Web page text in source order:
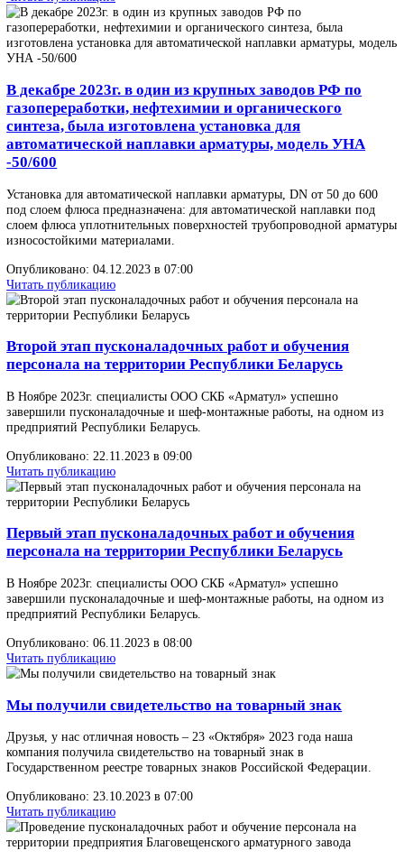
5 Марта 2024г. в г. Пенза на базе Пензенской
областной торгово-промышленной палате
встреча с первым секретарем Генерального
консульства Республики Узбекистан.
5 Марта 2024г. в г. Пенза на базе Пензенской областной торгово-
промышленной палате прошла встреча с первым секретарем
Генерального консульства Республики Узбекистан.
Опубликовано: 06.03.2024 в 07:00
Читать публикацию
В Пензе наградили лучших экспортеров 2023
6 марта 2024 года состоялось подведение итогов конкурса
года» среди объектов малого и среднего предпринимательства
итогам 2023 года. Данное мероприятие ежегодно проводится
Опубликовано: 05.03.2024 в 07:00
Читать публикацию
Поздравляем Вас с Днем защитника Отечества!
настроение и удача - намеченным планам.
Опубликовано: 23.02.2024 в 07:00
Читать публикацию
В декабре 2023г. в один из крупных заводов РФ по
газопереработки, нефтехимии и органического
автоматической наплавки арматуры, модель
-50/600
Установка для автоматической наплавки арматуры, DN от 50 до
под слоем флюса предназначена: для автоматической наплавки
слоем флюса уплотнительных поверхностей трубопроводной
износостойкими материалами.